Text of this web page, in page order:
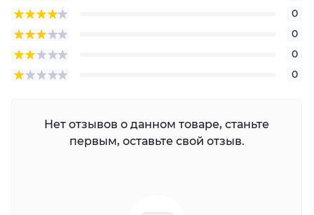
0
0
0
0
Нет отзывов о данном товаре, станьте
первым, оставьте свой отзыв.